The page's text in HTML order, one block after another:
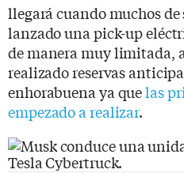
llegará cuando muchos
lanzado una pick-up
de manera muy limitada,
realizado reservas
enhorabuena ya quelas
empezado a realizar.